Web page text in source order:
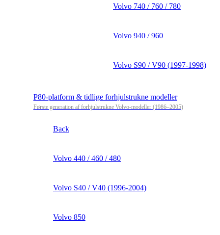
Volvo 740 / 760 / 780
Volvo 940 / 960
Volvo S90 / V90 (1997-1998)
P80-platform & tidlige forhjulstrukne modeller
Første generation af forhjulstrukne Volvo-modeller (1986–2005)
Back
Volvo 440 / 460 / 480
Volvo S40 / V40 (1996-2004)
Volvo 850